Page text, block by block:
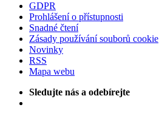
GDPR
Prohlášení o přístupnosti
Snadné čtení
Zásady používání souborů cookie
Novinky
RSS
Mapa webu
Sledujte nás a odebírejte